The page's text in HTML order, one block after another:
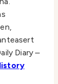
Diary –